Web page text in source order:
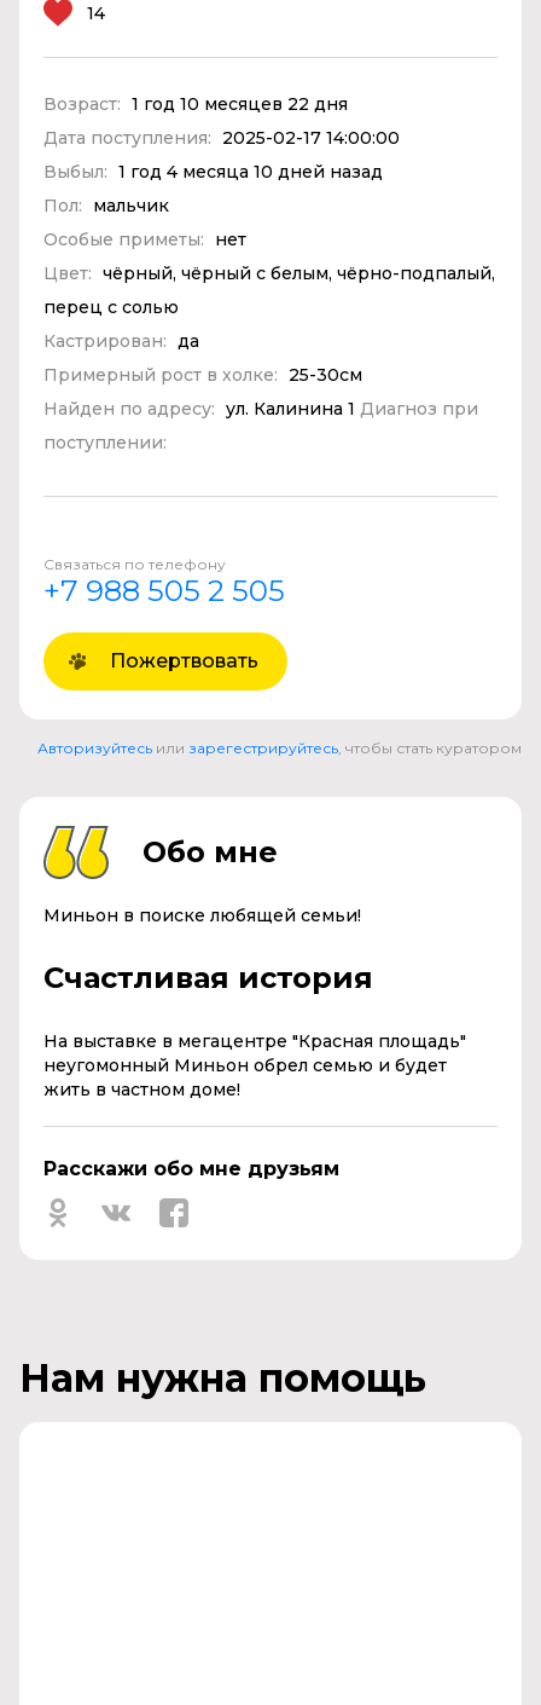
14
Возраст: 1 год 10 месяцев 22 дня
Дата поступления:
2025-02-17 14:00:00
Выбыл: 1 год 4 месяца 10 дней назад
Пол:
мальчик
Особые приметы:
нет
Цвет: чёрный, чёрный с белым, чёрно-подпалый,
перец с солью
Кастрирован: да
Примерный рост в холке:
25-30см
Найден по адресу: ул. Калинина 1 Диагноз при
поступлении:
Связаться по телефону
+7 988 505 2 505
Пожертвовать
Авторизуйтесь или зарегестрируйтесь, чтобы стать куратором
Обо мне
Миньон в поиске любящей семьи!
Счастливая история
На выставке в мегацентре "Красная площадь"
неугомонный Миньон обрел семью и будет
жить в частном доме!
Расскажи обо мне друзьям
Нам нужна помощь